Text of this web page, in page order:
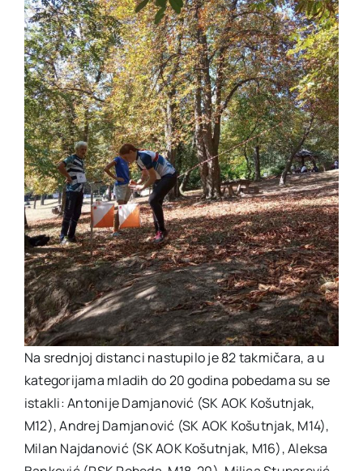
Na srednjoj distanci nastupilo je 82 takmičara, a u
kategorijama mladih do 20 godina pobedama su se
istakli: Antonije Damjanović (SK AOK Košutnjak,
M12), Andrej Damjanović (SK AOK Košutnjak, M14),
Milan Najdanović (SK AOK Košutnjak, M16), Aleksa